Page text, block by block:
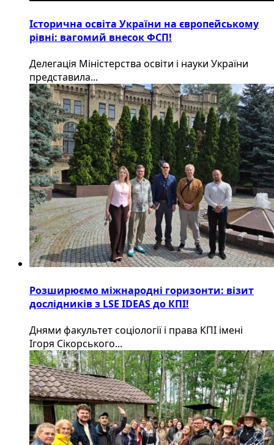
Історична освіта України на європейському
рівні: вагомий внесок ФСП!
Делегація Міністерства освіти і науки України
представила...
Розширюємо міжнародні горизонти: візит
дослідників з LSE IDEAS до КПІ!
Днями факультет соціології і права КПІ імені
Ігоря Сікорського...